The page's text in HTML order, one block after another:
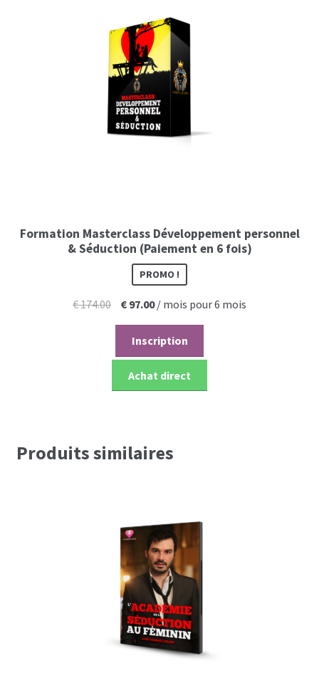
Formation Masterclass Développement personnel
& Séduction (Paiement en 6 fois)
PROMO !
€174.00
Le
prix
initial
était :
€ 174.00.
€97.00Le
prix
actuel
est :
€ 97.00.
/ mois pour 6 mois
Inscription
Achat direct
Produits similaires